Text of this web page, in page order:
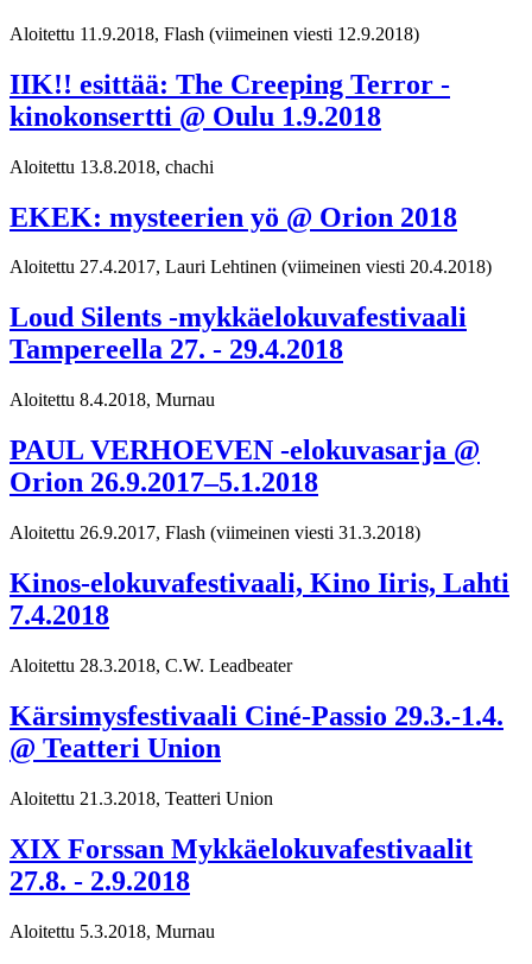
Aloitettu 11.9.2018, Flash (viimeinen viesti 12.9.2018)
IIK!! esittää: The Creeping Terror -
kinokonsertti @ Oulu 1.9.2018
Aloitettu 13.8.2018, chachi
EKEK: mysteerien yö @ Orion 2018
Aloitettu 27.4.2017, Lauri Lehtinen (viimeinen viesti 20.4.2018)
Loud Silents -mykkäelokuvafestivaali
Tampereella 27. - 29.4.2018
Aloitettu 8.4.2018, Murnau
PAUL VERHOEVEN -elokuvasarja @
Orion 26.9.2017–5.1.2018
Aloitettu 26.9.2017, Flash (viimeinen viesti 31.3.2018)
Kinos-elokuvafestivaali, Kino Iiris, Lahti
7.4.2018
Aloitettu 28.3.2018, C.W. Leadbeater
Kärsimysfestivaali Ciné-Passio 29.3.-1.4.
@ Teatteri Union
Aloitettu 21.3.2018, Teatteri Union
XIX Forssan Mykkäelokuvafestivaalit
27.8. - 2.9.2018
Aloitettu 5.3.2018, Murnau